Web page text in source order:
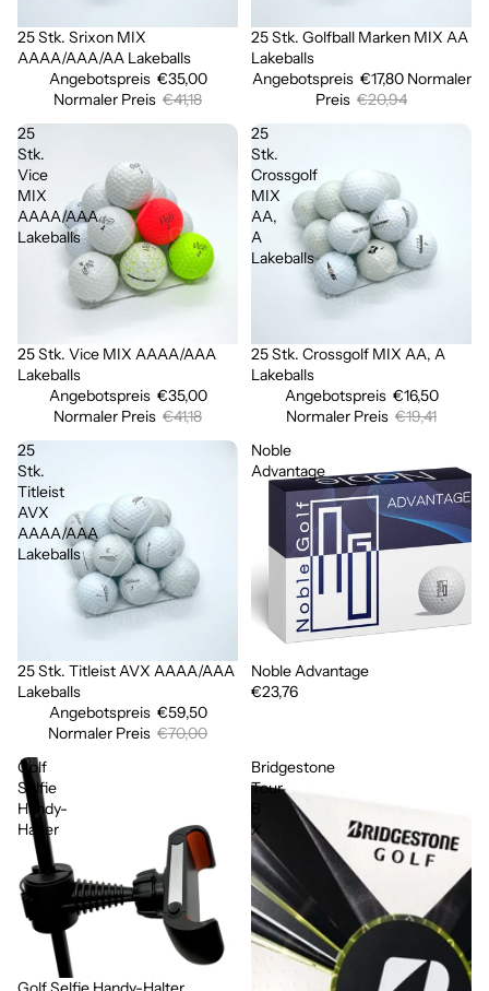
Sale
25 Stk. Srixon MIX
AAAA/AAA/AA Lakeballs
Angebotspreis €35,00
Normaler Preis €41,18
Sale
25 Stk. Golfball Marken MIX AA
Lakeballs
Angebotspreis €17,80 Normaler
Preis €20,94
25
Stk.
Vice
MIX
AAAA/AAA
Lakeballs
Ausverkauft
25 Stk. Vice MIX AAAA/AAA
Lakeballs
Angebotspreis €35,00
Normaler Preis €41,18
25
Stk.
Crossgolf
MIX
AA,
A
Lakeballs
Sale
25 Stk. Crossgolf MIX AA, A
Lakeballs
Angebotspreis €16,50
Normaler Preis €19,41
25
Stk.
Titleist
AVX
AAAA/AAA
Lakeballs
Ausverkauft
25 Stk. Titleist AVX AAAA/AAA
Lakeballs
Angebotspreis €59,50
Normaler Preis €70,00
Noble
Advantage
Noble Advantage
€23,76
Golf
Selfie
Handy-
Halter
Bridgestone
Tour
X